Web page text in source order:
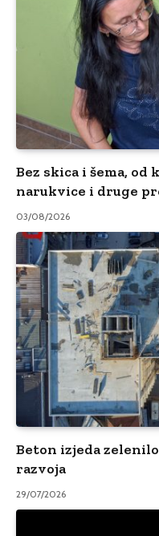
Bez skica i šema, od
narukvice i druge
03/08/2026
Beton izjeda
razvoja
29/07/2026